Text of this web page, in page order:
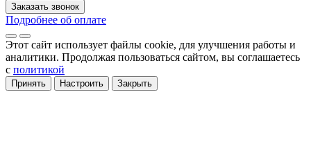
Заказать звонок
Подробнее об оплате
Этот сайт использует файлы cookie, для улучшения работы и
аналитики. Продолжая пользоваться сайтом, вы соглашаетесь
с политикой
Принять Настроить Закрыть